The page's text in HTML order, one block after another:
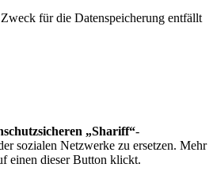
für die Datenspeicherung entfällt
„Shariff“-
sozialen Netzwerke zu ersetzen. Mehr
einen dieser Button klickt.